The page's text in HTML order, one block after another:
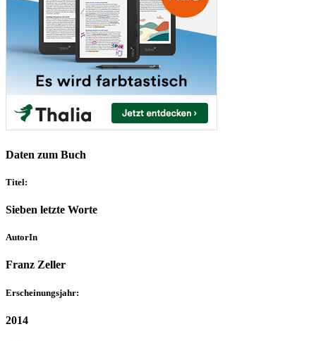
Daten zum Buch
Titel:
Sieben letzte Worte
AutorIn
Franz Zeller
Erscheinungsjahr:
2014